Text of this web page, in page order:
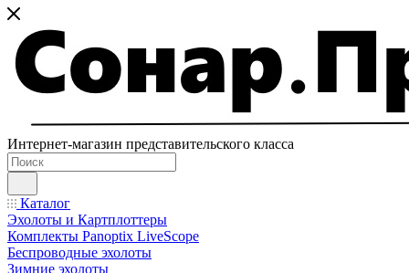
Интернет-магазин представительского класса
Каталог
Эхолоты и Картплоттеры
Комплекты Panoptix LiveScope
Беспроводные эхолоты
Зимние эхолоты